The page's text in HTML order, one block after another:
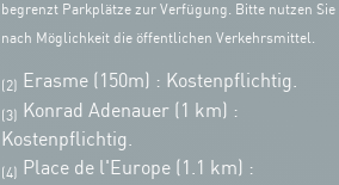
begrenzt Parkplätze zur Verfügung. Bitte nutzen Sie
nach Möglichkeit die öffentlichen Verkehrsmittel.
(2) Erasme (150m) : Kostenpflichtig.
(3) Konrad Adenauer (1 km)
:
Kostenpflichtig.
(4)
Place de l'Europe (1.1 km) :